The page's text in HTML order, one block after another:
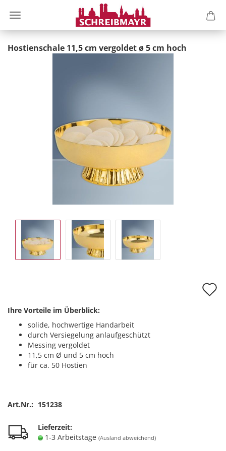
Hostienschale 11,5 cm vergoldet ø 5 cm hoch
Ihre Vorteile im Überblick:
solide, hochwertige Handarbeit
durch Versiegelung anlaufgeschützt
Messing vergoldet
11,5 cm Ø und 5 cm hoch
für ca. 50 Hostien
Art.Nr.: 151238
Lieferzeit:
1-3 Arbeitstage (Ausland abweichend)